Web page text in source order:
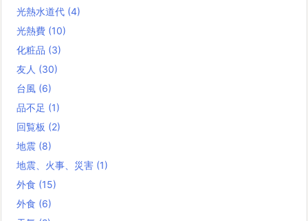
光熱水道代 (4)
光熱費 (10)
化粧品 (3)
友人 (30)
台風 (6)
品不足 (1)
回覧板 (2)
地震 (8)
地震、火事、災害 (1)
外食 (15)
外食 (6)